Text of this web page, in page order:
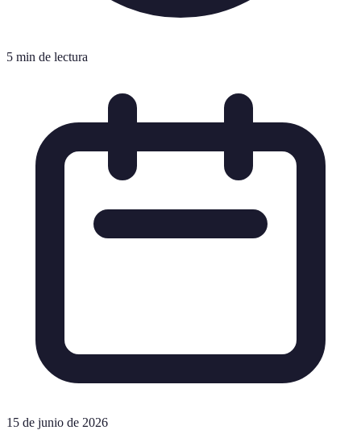
5 min de lectura
15 de junio de 2026